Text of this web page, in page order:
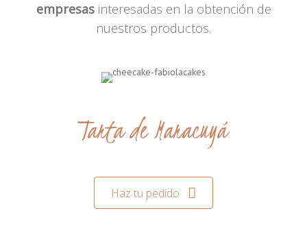
empresasinteresadas en la obtención de
nuestros productos.
Tarta de Maracuyá
Haz tu pedido